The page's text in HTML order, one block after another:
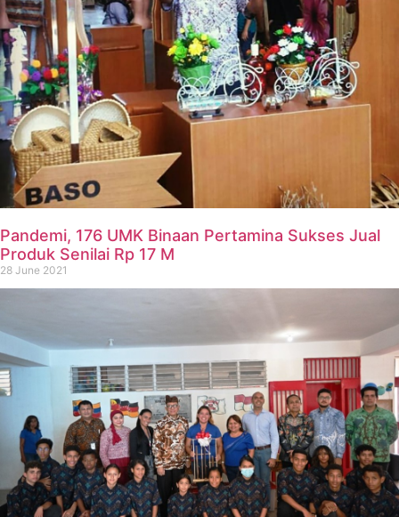
Pandemi, 176 UMK Binaan Pertamina Sukses Jual
Produk Senilai Rp 17 M
28 June 2021